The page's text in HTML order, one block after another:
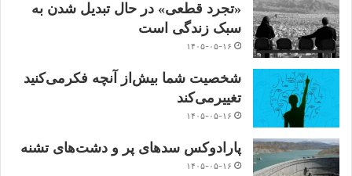
«تجرد قطعی» در حال تبدیل شدن به
سبک زندگی است
۱۴۰۵-۰۵-۱۶
شخصیت شما بیش‌از آنچه فکر‌می‌کنید
تغییر‌می‌کند
۱۴۰۵-۰۵-۱۶
پارادوکس سدهای پر و دشت‌های تشنه
۱۴۰۵-۰۵-۱۶